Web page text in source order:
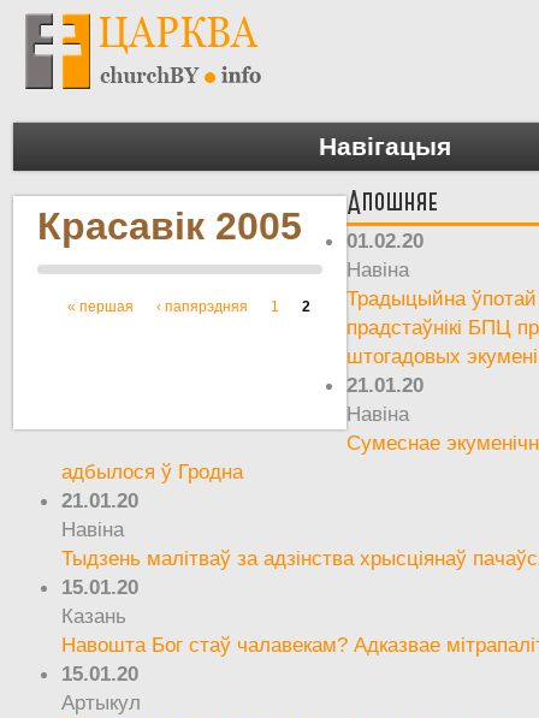
Навігацыя
Красавік 2005
Старонкі
« першая ‹ папярэдняя 1 2
Апошняе
01.02.20
Навіна
Традыцыйна ўпотай
прадстаўнікі БПЦ
штогадовых
21.01.20
Навіна
Сумеснае
адбылося ў Гродна
21.01.20
Навіна
Тыдзень малітваў за адзінства хрысціянаў
15.01.20
Казань
Навошта Бог стаў чалавекам? Адказвае
15.01.20
Артыкул